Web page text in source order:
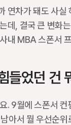
연차가 돼도 사
데, 결국 큰 변화
내 MBA 스폰서
들었던 건
. 9월에 스폰서
아서 뭘 우선순